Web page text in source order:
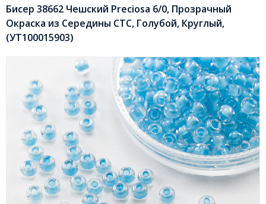
Бисер 38662 Чешский Preciosa 6/0, Прозрачный
Окраска из Середины CTC, Голубой, Круглый,
(УТ100015903)